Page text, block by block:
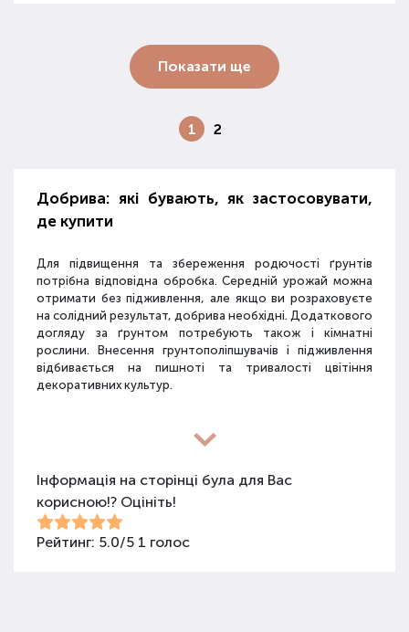
Показати ще
1 2
Добрива: які бувають, як застосовувати,
де купити
Для підвищення та збереження родючості ґрунтів
потрібна відповідна обробка. Середній урожай можна
отримати без підживлення, але якщо ви розраховуєте
на солідний результат, добрива необхідні. Додаткового
догляду за ґрунтом потребують також і кімнатні
рослини. Внесення грунтополіпшувачів і підживлення
відбивається на пишноті та тривалості цвітіння
декоративних культур.
Різновиди засобів для покращення
Для покращення поживних якостей ґрунту
використовуються різні види засобів: мінеральні
добрива, органічні суміші, засоби змішаного типу,
Інформація на сторінці була для Вас
корисною!? Оцініть!
Рейтинг: 5.0/5 1 голос